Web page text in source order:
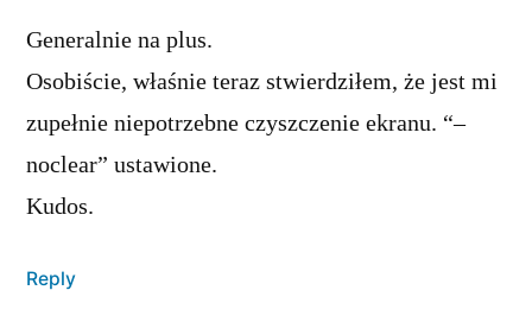
Generalnie na plus.
Osobiście, właśnie teraz stwierdziłem, że jest mi
zupełnie niepotrzebne czyszczenie ekranu. “–
noclear” ustawione.
Kudos.
Reply